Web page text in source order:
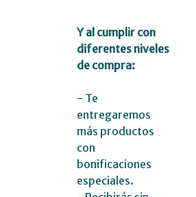
Y al cumplir con
diferentes niveles
de compra:
- Te
entregaremos
más productos
con
bonificaciones
especiales.